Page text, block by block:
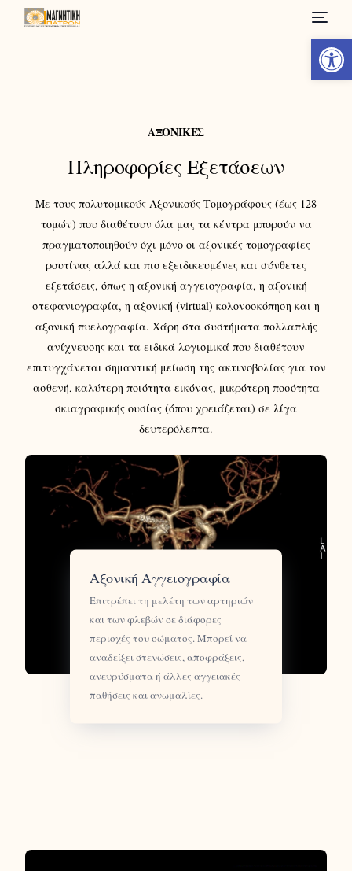
ΑΞΟΝΙΚΕΣ
Πληροφορίες Εξετάσεων
Με τους πολυτομικούς Αξονικούς Τομογράφους (έως 128
τομών) που διαθέτουν όλα μας τα κέντρα μπορούν να
πραγματοποιηθούν όχι μόνο οι αξονικές τομογραφίες
ρουτίνας αλλά και πιο εξειδικευμένες και σύνθετες
εξετάσεις, όπως η αξονική αγγειογραφία, η αξονική
στεφανιογραφία, η αξονική (virtual) κολονοσκόπηση και η
αξονική πυελογραφία. Χάρη στα συστήματα πολλαπλής
ανίχνευσης και τα ειδικά λογισμικά που διαθέτουν
επιτυγχάνεται σημαντική μείωση της ακτινοβολίας για τον
ασθενή, καλύτερη ποιότητα εικόνας, μικρότερη ποσότητα
σκιαγραφικής ουσίας (όπου χρειάζεται) σε λίγα
δευτερόλεπτα.
Αξονική Αγγειογραφία
Επιτρέπει τη μελέτη των αρτηριών
και των φλεβών σε διάφορες
περιοχές του σώματος. Μπορεί να
αναδείξει στενώσεις, αποφράξεις,
ανευρύσματα ή άλλες αγγειακές
παθήσεις και ανωμαλίες.